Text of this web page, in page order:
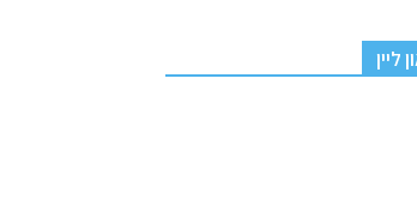
ליין